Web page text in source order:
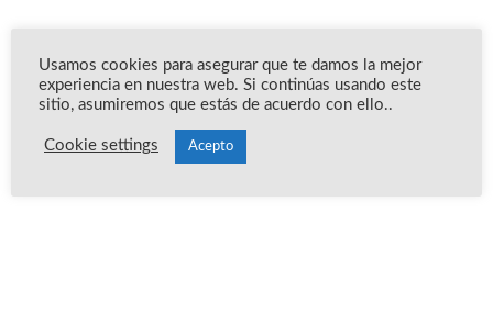
Usamos cookies para asegurar que te damos la mejor
experiencia en nuestra web. Si continúas usando este
sitio, asumiremos que estás de acuerdo con ello..
Cookie settings Acepto